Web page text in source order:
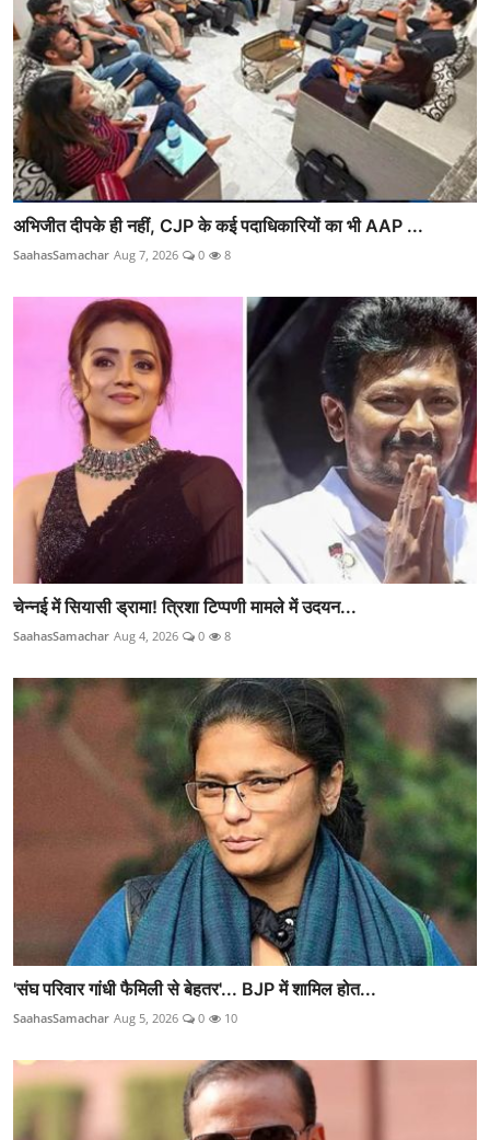
अभिजीत दीपके ही नहीं, CJP के कई पदाधिकारियों का भी AAP ...
SaahasSamachar Aug 7, 2026 0 8
चेन्नई में सियासी ड्रामा! त्रिशा टिप्पणी मामले में उदयन...
SaahasSamachar Aug 4, 2026 0 8
'संघ परिवार गांधी फैमिली से बेहतर'... BJP में शामिल होत...
SaahasSamachar Aug 5, 2026 0 10